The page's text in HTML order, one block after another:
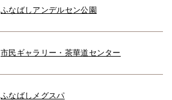
ふなばしアンデルセン公園
市民ギャラリー・茶華道センター
ふなばしメグスパ